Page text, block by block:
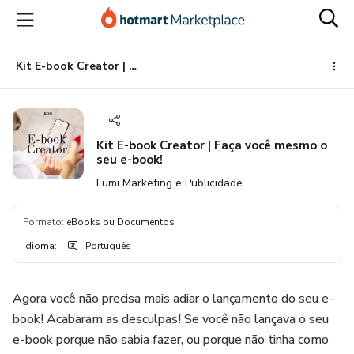
para
conteúdo
principal
para
pagamento
para
rodapé
Kit E-book Creator | Faça você mesmo o seu e-book!
Kit E-book Creator | Faça você mesmo o
seu e-book!
Lumi Marketing e Publicidade
Formato: eBooks ou Documentos
Idioma: Português
Agora você não precisa mais adiar o lançamento do seu e-
book! Acabaram as desculpas! Se você não lançava o seu
e-book porque não sabia fazer, ou porque não tinha como